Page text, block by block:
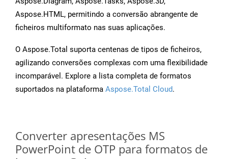
Aspose.HTML, permitindo a conversão abrangente de
ficheiros multiformato nas suas aplicações.
O Aspose.Total suporta centenas de tipos de ficheiros,
agilizando conversões complexas com uma flexibilidade
incomparável. Explore a lista completa de formatos
suportados na plataforma Aspose.Total Cloud.
Converter apresentações MS
PowerPoint de OTP para formatos de